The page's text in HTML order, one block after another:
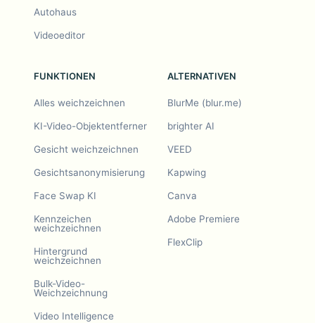
Autohaus
Videoeditor
FUNKTIONEN
Alles weichzeichnen
KI-Video-Objektentferner
Gesicht weichzeichnen
Gesichtsanonymisierung
Face Swap KI
Kennzeichen
weichzeichnen
Hintergrund
weichzeichnen
Bulk-Video-
Weichzeichnung
Video Intelligence
ALTERNATIVEN
BlurMe (blur.me)
brighter AI
VEED
Kapwing
Canva
Adobe Premiere
FlexClip